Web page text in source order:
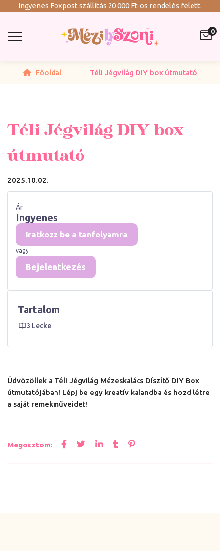
Ingyenes Foxpost szállítás 20 000 Ft-os rendelés felett.
0
Főoldal Téli Jégvilág DIY box útmutató
Téli Jégvilág DIY box
útmutató
2025.10.02.
Üdvözöllek a Téli Jégvilág Mézeskalács Díszítő DIY Box
útmutatójában! Lépj be egy kreatív kalandba és hozd létre
a saját remekműveidet!
Ár
Ingyenes
Iratkozz be a tanfolyamra
vagy
Bejelentkezés
Tartalom
3 Lecke
Megosztom: